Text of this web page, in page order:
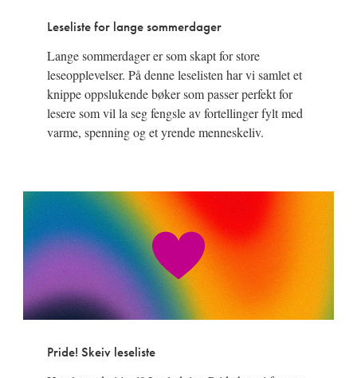
Leseliste for lange sommerdager
Lange sommerdager er som skapt for store
leseopplevelser. På denne leselisten har vi samlet et
knippe oppslukende bøker som passer perfekt for
lesere som vil la seg fengsle av fortellinger fylt med
varme, spenning og et yrende menneskeliv.
Pride! Skeiv leseliste